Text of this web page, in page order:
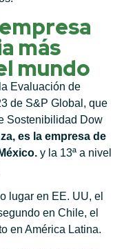
más
mundo
Evaluación de
de S&P Global, que
Sostenibilidad Dow
es la empresa de
y la 13ª a nivel
lugar en EE. UU, el
en Chile, el
en América Latina.